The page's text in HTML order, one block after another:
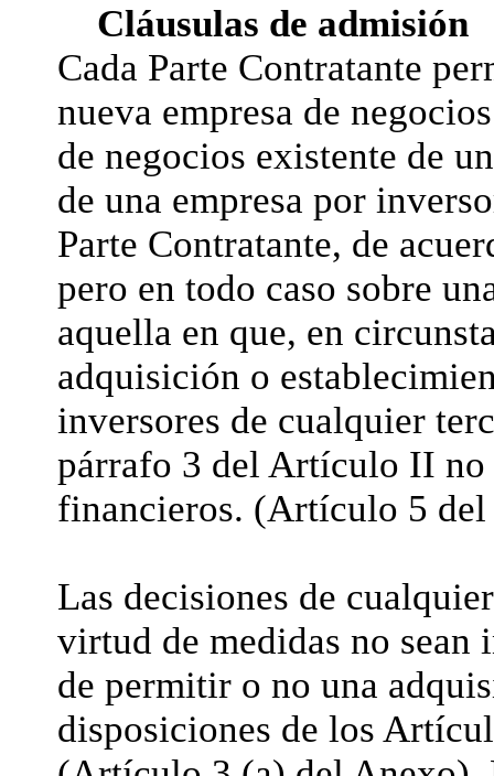
Cláusulas de admisión
Cada Parte Contratante
nueva empresa de
de negocios existente de
de una empresa por
Parte Contratante, de
pero en todo caso sobre
aquella en que, en
adquisición o
inversores de cualquier
párrafo 3 del Artículo II no
financieros. (Artículo 5
Las decisiones de
virtud de medidas no sean
de permitir o no una
disposiciones de los